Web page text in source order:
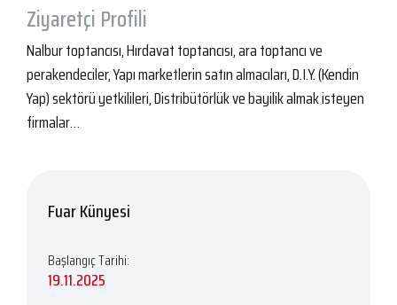
Ziyaretçi Profili
Nalbur toptancısı, Hırdavat toptancısı, ara toptancı ve
perakendeciler, Yapı marketlerin satın almacıları, D.I.Y. (Kendin
Yap) sektörü yetkilileri, Distribütörlük ve bayilik almak isteyen
firmalar…
Fuar Künyesi
Başlangıç Tarihi:
19.11.2025